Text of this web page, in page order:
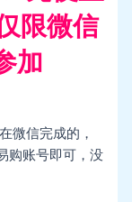
限微信
加
微信完成的，
购账号即可，没